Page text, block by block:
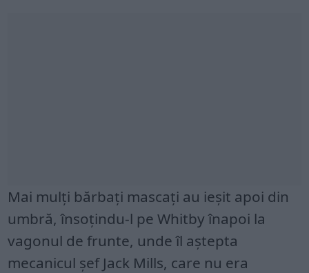
Mai mulți bărbați mascați au ieșit apoi din
umbră, însoțindu-l pe Whitby înapoi la
vagonul de frunte, unde îl aștepta
mecanicul șef Jack Mills, care nu era